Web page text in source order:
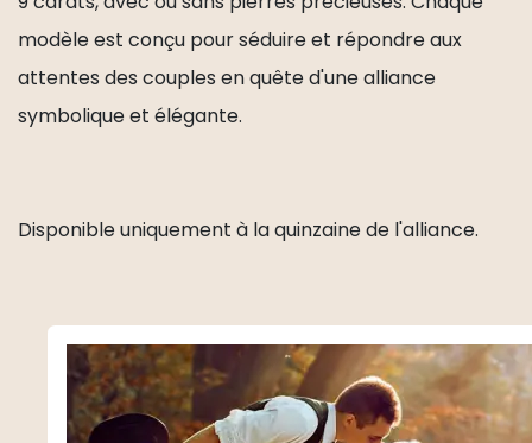
modèle est conçu pour séduire et répondre aux
attentes des couples en quête d'une alliance
symbolique et élégante.
Disponible uniquement à la quinzaine de l'alliance.